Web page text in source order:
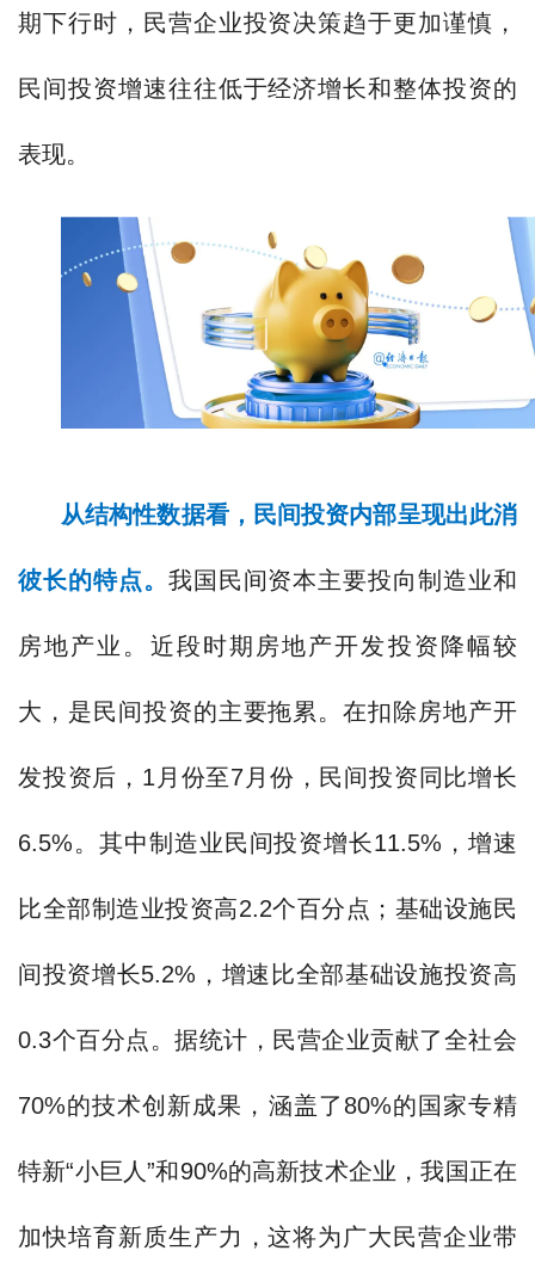
期下行时，民营企业投资决策趋于更加谨慎，
民间投资增速往往低于经济增长和整体投资的
表现。
从结构性数据看，民间投资内部呈现出此消
彼长的特点。 我国民间资本主要投向制造业和
房地产业。近段时期房地产开发投资降幅较
大，是民间投资的主要拖累。在扣除房地产开
发投资后，1月份至7月份，民间投资同比增长
6.5%。其中制造业民间投资增长11.5%，增速
比全部制造业投资高2.2个百分点；基础设施民
间投资增长5.2%，增速比全部基础设施投资高
0.3个百分点。据统计，民营企业贡献了全社会
70%的技术创新成果，涵盖了80%的国家专精
特新“小巨人”和90%的高新技术企业，我国正在
加快培育新质生产力，这将为广大民营企业带